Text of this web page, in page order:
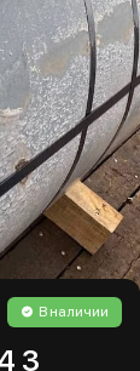
В наличии
3